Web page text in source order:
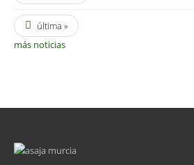
última »
más noticias